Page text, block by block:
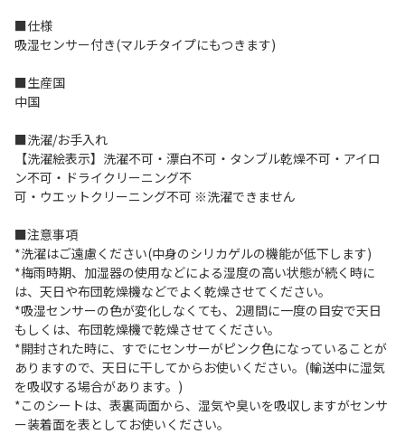
■仕様
吸湿センサー付き(マルチタイプにもつきます)
■生産国
中国
■洗濯/お手入れ
【洗濯絵表示】洗濯不可・漂白不可・タンブル乾燥不可・アイロ
ン不可・ドライクリーニング不
可・ウエットクリーニング不可 ※洗濯できません
■注意事項
*洗濯はご遠慮ください(中身のシリカゲルの機能が低下します)
*梅雨時期、加湿器の使用などによる湿度の高い状態が続く時に
は、天日や布団乾燥機などでよく乾燥させてください。
*吸湿センサーの色が変化しなくても、2週間に一度の目安で天日
もしくは、布団乾燥機で乾燥させてください。
*開封された時に、すでにセンサーがピンク色になっていることが
ありますので、天日に干してからお使いください。(輸送中に湿気
を吸収する場合があります。)
*このシートは、表裏両面から、湿気や臭いを吸収しますがセンサ
ー装着面を表としてお使いください。